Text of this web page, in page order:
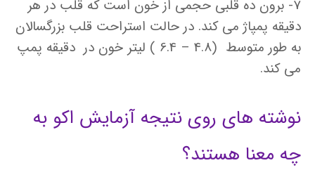
7- برون ده قلبی حجمی از خون است که قلب در هر
دقیقه پمپاژ می کند. در حالت استراحت قلب بزرگسالان
به طور متوسط (4.8 – 6.4 ) لیتر خون در دقیقه پمپ
می کند.
نوشته های روی نتیجه آزمایش اکو به
چه معنا هستند؟